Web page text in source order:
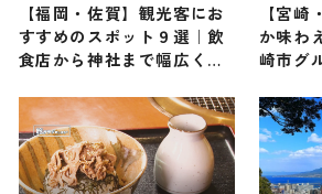
【福岡・佐賀】観光客にお
すすめのスポット９選｜飲
食店から神社まで幅広くご
【宮
か味わ
崎市グ